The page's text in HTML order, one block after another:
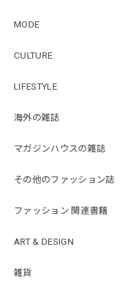
MODE
CULTURE
LIFESTYLE
海外の雑誌
マガジンハウスの雑誌
その他のファッション誌
ファッション 関連書籍
ART & DESIGN
雑貨